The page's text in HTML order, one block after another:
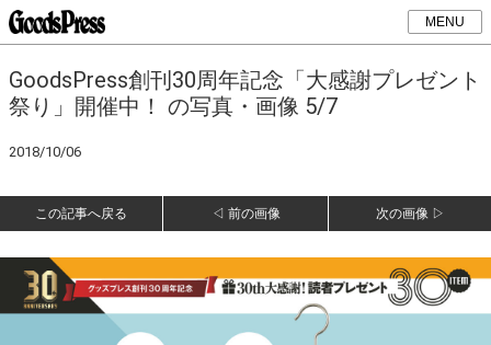
MENU
GoodsPress創刊30周年記念「大感謝プレゼント
祭り」開催中！ の写真・画像 5/7
2018/10/06
この記事へ戻る ◁ 前の画像 次の画像 ▷